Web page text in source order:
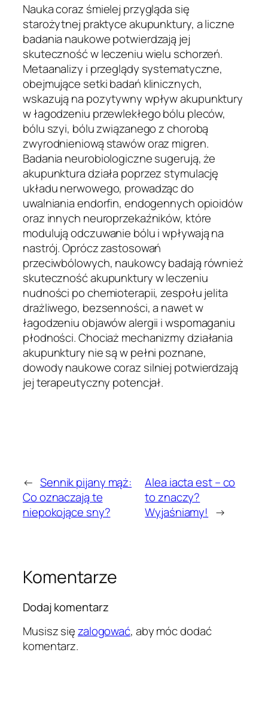
Nauka coraz śmielej przygląda się
starożytnej praktyce akupunktury, a liczne
badania naukowe potwierdzają jej
skuteczność w leczeniu wielu schorzeń.
Metaanalizy i przeglądy systematyczne,
obejmujące setki badań klinicznych,
wskazują na pozytywny wpływ akupunktury
w łagodzeniu przewlekłego bólu pleców,
bólu szyi, bólu związanego z chorobą
zwyrodnieniową stawów oraz migren.
Badania neurobiologiczne sugerują, że
akupunktura działa poprzez stymulację
układu nerwowego, prowadząc do
uwalniania endorfin, endogennych opioidów
oraz innych neuroprzekaźników, które
modulują odczuwanie bólu i wpływają na
nastrój. Oprócz zastosowań
przeciwbólowych, naukowcy badają również
skuteczność akupunktury w leczeniu
nudności po chemioterapii, zespołu jelita
drażliwego, bezsenności, a nawet w
łagodzeniu objawów alergii i wspomaganiu
płodności. Chociaż mechanizmy działania
akupunktury nie są w pełni poznane,
dowody naukowe coraz silniej potwierdzają
jej terapeutyczny potencjał.
← Sennik pijany mąż:
Co oznaczają te
niepokojące sny?
Alea iacta est – co
to znaczy?
Wyjaśniamy! →
Komentarze
Dodaj komentarz
Musisz sięzalogować, aby móc dodać
komentarz.